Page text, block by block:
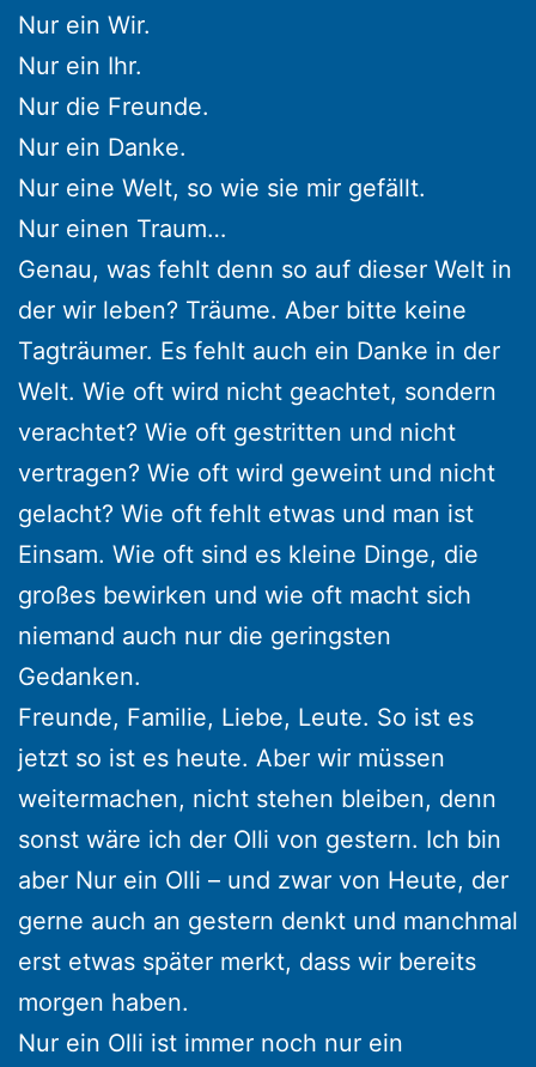
Nur ein Wir.
Nur ein Ihr.
Nur die Freunde.
Nur ein Danke.
Nur eine Welt, so wie sie mir gefällt.
Nur einen Traum…
Genau, was fehlt denn so auf dieser Welt in
der wir leben? Träume. Aber bitte keine
Tagträumer. Es fehlt auch ein Danke in der
Welt. Wie oft wird nicht geachtet, sondern
verachtet? Wie oft gestritten und nicht
vertragen? Wie oft wird geweint und nicht
gelacht? Wie oft fehlt etwas und man ist
Einsam. Wie oft sind es kleine Dinge, die
großes bewirken und wie oft macht sich
niemand auch nur die geringsten
Gedanken.
Freunde, Familie, Liebe, Leute. So ist es
jetzt so ist es heute. Aber wir müssen
weitermachen, nicht stehen bleiben, denn
sonst wäre ich der Olli von gestern. Ich bin
aber Nur ein Olli – und zwar von Heute, der
gerne auch an gestern denkt und manchmal
erst etwas später merkt, dass wir bereits
morgen haben.
Nur ein Olli ist immer noch nur ein